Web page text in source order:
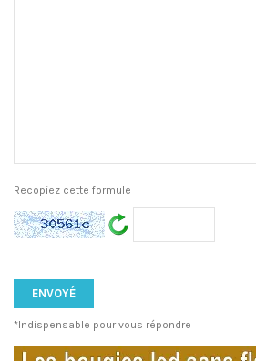
Recopiez cette formule
*Indispensable pour vous répondre